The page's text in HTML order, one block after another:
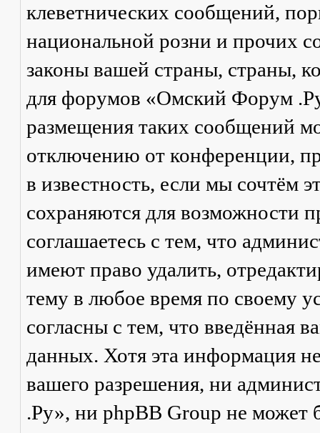
клеветнических сообщений,
национальной розни и прочих
законы вашей страны, страны,
для форумов «Омский Форум
размещения таких сообщений
отключению от конференции,
в известность, если мы сочтём
сохраняются для возможности
соглашаетесь с тем, что
имеют право удалить,
тему в любое время по своему
согласны с тем, что введённая
данных. Хотя эта информация
вашего разрешения, ни
.Ру», ни phpBB Group не может